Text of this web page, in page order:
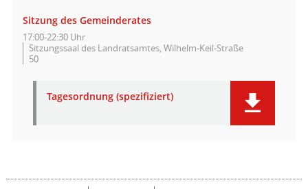
Sitzung des Gemeinderates
17:00-22:30 Uhr
Sitzungssaal des Landratsamtes, Wilhelm-Keil-Straße
50
Tagesordnung (spezifiziert)